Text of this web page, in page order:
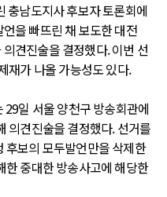
충남도지사 후보자 토론회에
을 빠뜨린 채 보도한 대전
견진술을 결정했다. 이번 선
재가 나올 가능성도 있다.
일 서울 양천구 방송회관에
의견진술을 결정했다. 선거를
후보의 모두발언만을 삭제한
한 중대한 방송사고에 해당한